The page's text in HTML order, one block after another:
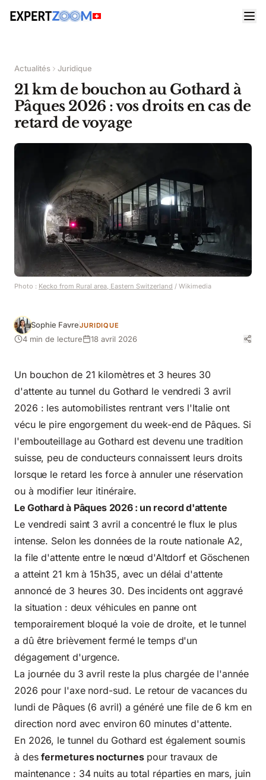
Actualités Juridique
21 km de bouchon au Gothard à
Pâques 2026 : vos droits en cas de
retard de voyage
Photo : Kecko from Rural area, Eastern Switzerland / Wikimedia
Sophie FavreJURIDIQUE
4 min de lecture 18 avril 2026
Un bouchon de 21 kilomètres et 3 heures 30
d'attente au tunnel du Gothard le vendredi 3 avril
2026 : les automobilistes rentrant vers l'Italie ont
vécu le pire engorgement du week-end de Pâques. Si
l'embouteillage au Gothard est devenu une tradition
suisse, peu de conducteurs connaissent leurs droits
lorsque le retard les force à annuler une réservation
ou à modifier leur itinéraire.
Le Gothard à Pâques 2026 : un record d'attente
Le vendredi saint 3 avril a concentré le flux le plus
intense. Selon les données de la route nationale A2,
la file d'attente entre le nœud d'Altdorf et Göschenen
a atteint 21 km à 15h35, avec un délai d'attente
annoncé de 3 heures 30. Des incidents ont aggravé
la situation : deuxvéhicules en panne ont
temporairement bloqué la voie de droite, et le tunnel
a dû être brièvement fermé le temps d'un
dégagement d'urgence.
La journée du 3 avril reste la plus chargée de l'année
2026 pour l'axe nord-sud. Le retour de vacances du
lundi de Pâques (6 avril) a généré une file de 6 km en
direction nord avec environ 60 minutes d'attente.
En 2026, le tunnel du Gothard est également soumis
à desfermetures nocturnespour travaux de
maintenance : 34 nuits au total réparties en mars, juin